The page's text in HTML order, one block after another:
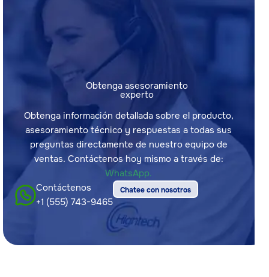
Obtenga asesoramiento
experto
Obtenga información detallada sobre el producto,
asesoramiento técnico y respuestas a todas sus
preguntas directamente de nuestro equipo de
ventas. Contáctenos hoy mismo a través de:
WhatsApp.
Contáctenos
+1 (555) 743-9465
Chatee con nosotros